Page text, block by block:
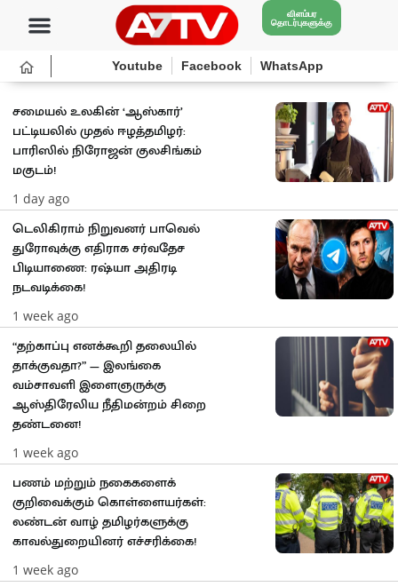
விளம்பர
தொடர்புகளுக்கு
Youtube Facebook WhatsApp
சமையல் உலகின் ‘ஆஸ்கார்’
பட்டியலில் முதல் ஈழத்தமிழர்:
பாரிஸில் நிரோஜன் குலசிங்கம்
மகுடம்!
1 day ago
டெலிகிராம் நிறுவனர் பாவெல்
துரோவுக்கு எதிராக சர்வதேச
பிடியாணை: ரஷ்யா அதிரடி
நடவடிக்கை!
1 week ago
“தற்காப்பு எனக்கூறி தலையில்
தாக்குவதா?” — இலங்கை
வம்சாவளி இளைஞருக்கு
ஆஸ்திரேலிய நீதிமன்றம் சிறை
தண்டனை!
1 week ago
பணம் மற்றும் நகைகளைக்
குறிவைக்கும் கொள்ளையர்கள்:
லண்டன் வாழ் தமிழர்களுக்கு
காவல்துறையினர் எச்சரிக்கை!
1 week ago